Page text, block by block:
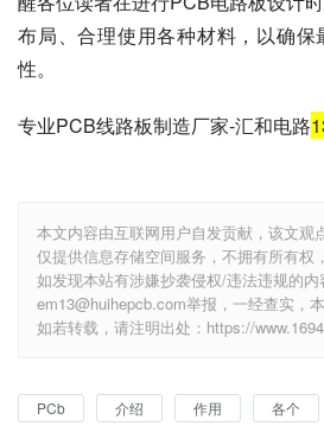
布局、合理使用各种材料，以确保
性。
专业PCB线路板制造厂家-汇和电路
本文内容由互联网用户自发贡献，该文观
仅提供信息存储空间服务，不拥有所有权
如发现本站有涉嫌抄袭侵权/违法违规的
em13@huihepcb.com举报，一经查实，本
如若转载，请注明出处：https://
PCb 介绍 作用 各个